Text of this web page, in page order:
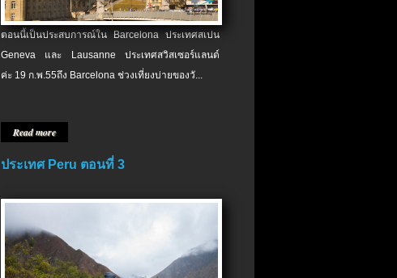
ตอนนี้เป็นประสบการณ์ใน Barcelona ประเทศสเปน
Geneva และ Lausanne ประเทศสวิสเซอร์แลนด์
ค่ะ 19 ก.พ.​55ถึง Barcelona ช่วงเที่ยงบ่ายของวั...
Read more
ประเทศ Peru ตอนที่ 3